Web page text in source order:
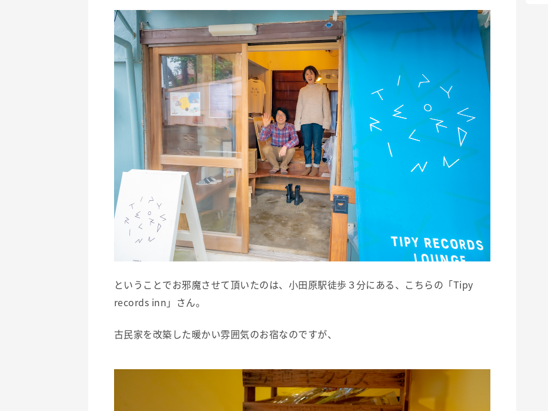
ということでお邪魔させて頂いたのは、小田原駅徒歩３分にある、こちらの「Tipy
records inn」さん。
古民家を改築した暖かい雰囲気のお宿なのですが、